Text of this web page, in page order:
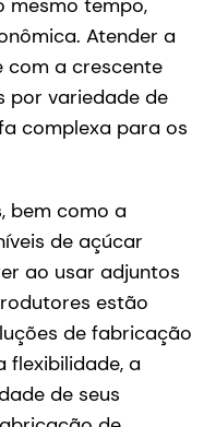
mesmo tempo,
Atender a
com a crescente
por variedade de
complexa para os
bem como a
de açúcar
ao usar adjuntos
estão
de fabricação
flexibilidade, a
de seus